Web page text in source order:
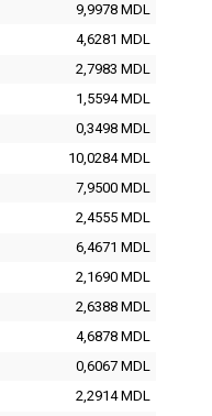
9,9978 MDL
4,6281 MDL
2,7983 MDL
1,5594MDL
0,3498 MDL
10,0284MDL
7,9500 MDL
2,4555 MDL
6,4671 MDL
2,1690 MDL
2,6388 MDL
4,6878 MDL
0,6067 MDL
2,2914MDL